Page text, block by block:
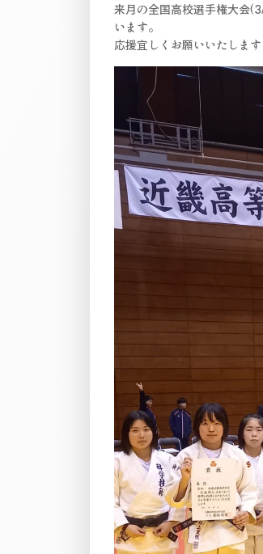
来月の全国高校選手権大会
います。
応援宜しくお願いいたします